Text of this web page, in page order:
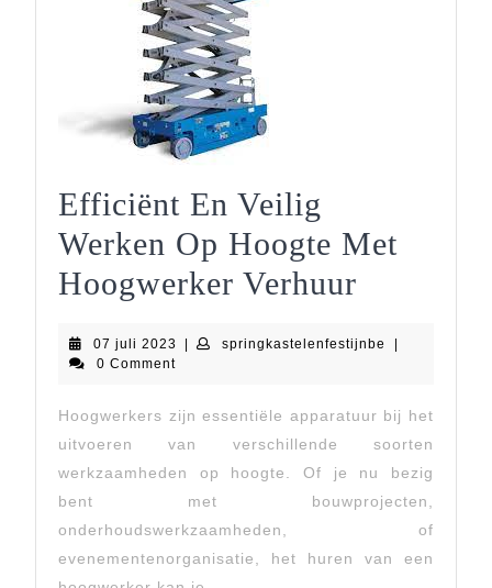
Efficiënt En Veilig
Werken Op Hoogte Met
Hoogwerker Verhuur
Veilig
Werken
Op
Hoogte
Met
07 juli 2023 07| springkastelenfestijnbe
|
0 Comment
Hoogwerkers zijn essentiële apparatuur bij het
uitvoeren van verschillende soorten
werkzaamheden op hoogte. Of je nu bezig
bent met bouwprojecten,
onderhoudswerkzaamheden, of
evenementenorganisatie, het huren van een